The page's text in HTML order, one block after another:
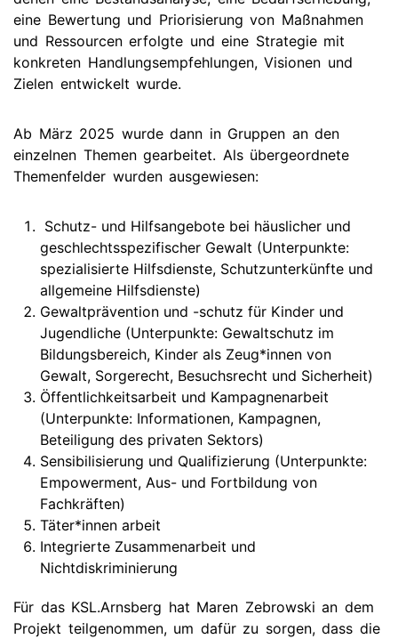
eine Bewertung und Priorisierung von Maßnahmen
und Ressourcen erfolgte und eine Strategie mit
konkreten Handlungsempfehlungen, Visionen und
Zielen entwickelt wurde.
Ab März 2025 wurde dann in Gruppen an den
einzelnen Themen gearbeitet. Als übergeordnete
Themenfelder wurden ausgewiesen:
Schutz- und Hilfsangebote bei häuslicher und
geschlechtsspezifischer Gewalt (Unterpunkte:
spezialisierte Hilfsdienste, Schutzunterkünfte und
allgemeine Hilfsdienste)
Gewaltprävention und -schutz für Kinder und
Jugendliche (Unterpunkte: Gewaltschutz im
Bildungsbereich, Kinder als Zeug*innen von
Gewalt, Sorgerecht, Besuchsrecht und Sicherheit)
Öffentlichkeitsarbeit und Kampagnenarbeit
(Unterpunkte: Informationen, Kampagnen,
Beteiligung des privaten Sektors)
Sensibilisierung und Qualifizierung (Unterpunkte:
Empowerment, Aus- und Fortbildung von
Fachkräften)
Täter*innen arbeit
Integrierte Zusammenarbeit und
Nichtdiskriminierung
Für das KSL.Arnsberg hat Maren Zebrowski an dem
Projekt teilgenommen, um dafür zu sorgen, dass die